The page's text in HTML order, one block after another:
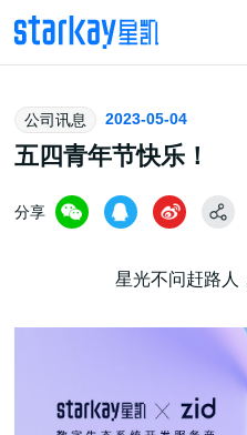
头部潮玩
技术服务
潮玩技术解决方
公司讯息 2023-05-04
五四青年节快乐！
分享
星光不问赶路人